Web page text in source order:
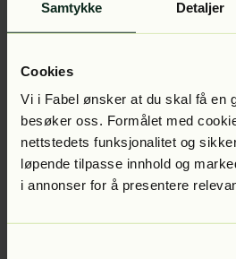
Samtykke Detaljer
Cookies
Vi i Fabel ønsker at du skal få en
besøker oss. Formålet med
nettstedets funksjonalitet og
løpende tilpasse innhold og
i annonser for å presentere